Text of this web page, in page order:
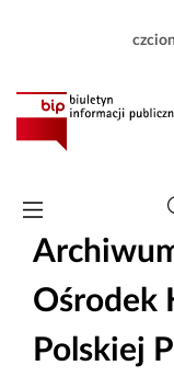
Ośrodek
Polskiej